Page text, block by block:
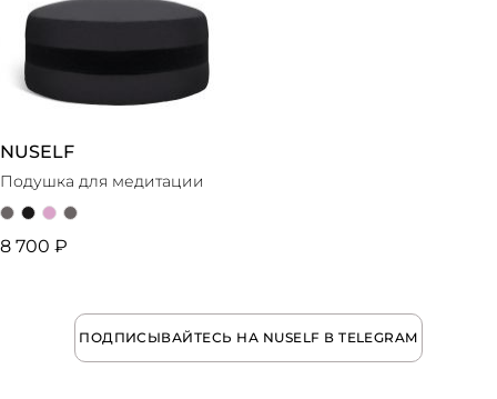
NUSELF
Подушка для медитации
8 700 ₽
ПОДПИСЫВАЙТЕСЬ НА NUSELF В TELEGRAM